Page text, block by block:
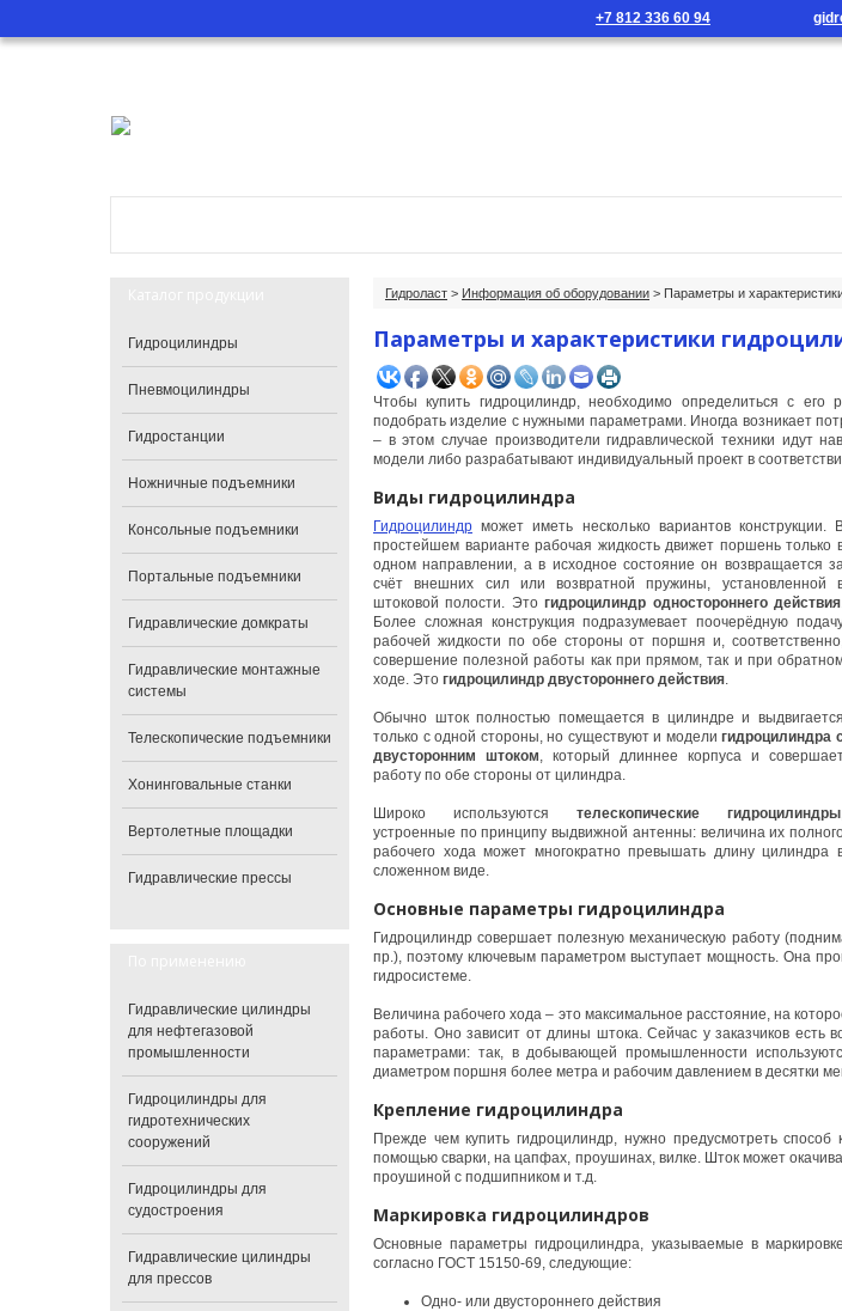
+7 812 336 60 94
Гидроласт > Информация об оборудовании > Параметры и
Параметры и характеристики
Чтобы купить гидроцилиндр, необходимо определиться с его
подобрать изделие с нужными параметрами. Иногда возникает
– в этом случае производители гидравлической техники идут
модели либо разрабатывают индивидуальный проект в
Виды гидроцилиндра
Гидроцилиндр может иметь несколько вариантов конструкции.
простейшем варианте рабочая жидкость движет поршень только
одном направлении, а в исходное состояние он возвращается
счёт внешних сил или возвратной пружины, установленной
штоковой полости. Этогидроцилиндр одностороннего действия
Более сложная конструкция подразумевает поочерёдную
рабочей жидкости по обе стороны от поршня и,
совершение полезной работы как при прямом, так и при
ходе. Это гидроцилиндр двустороннего действия.
Обычно шток полностью помещается в цилиндре и выдвигается
только с одной стороны, но существуют и моделигидроцилиндра
двусторонним штоком, который длиннее корпуса и
работу по обе стороны от цилиндра.
Широко используются телескопические гидроцилиндры
устроенные по принципу выдвижной антенны: величина их
рабочего хода может многократно превышать длину цилиндра
сложенном виде.
Основные параметры гидроцилиндра
Гидроцилиндр совершает полезную механическую работу
пр.), поэтому ключевым параметром выступает мощность. Она
гидросистеме.
Величина рабочего хода – это максимальное расстояние, на
работы. Оно зависит от длины штока. Сейчас у заказчиков есть
параметрами: так, в добывающей промышленности
диаметром поршня более метра и рабочим давлением в десятки
Крепление гидроцилиндра
Прежде чем купить гидроцилиндр, нужно предусмотреть
помощью сварки, на цапфах, проушинах, вилке. Шток может
проушиной с подшипником и т.д.
Маркировка гидроцилиндров
Основные параметры гидроцилиндра, указываемые в маркировке
согласно ГОСТ 15150-69, следующие:
Одно- или двустороннего действия
Гидроцилиндры
Пневмоцилиндры
Гидростанции
Ножничные подъемники
Консольные подъемники
Портальные подъемники
Гидравлические домкраты
Гидравлические монтажные
системы
Телескопические подъемники
Хонинговальные станки
Вертолетные площадки
Гидравлические прессы
Гидравлические цилиндры
для нефтегазовой
промышленности
Гидроцилиндры для
гидротехнических
сооружений
Гидроцилиндры для
судостроения
Гидравлические цилиндры
для прессов